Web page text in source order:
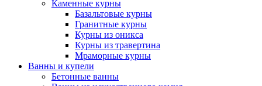
Каменные курны
Базальтовые курны
Гранитные курны
Курны из оникса
Курны из травертина
Мраморные курны
Ванны и купели
Бетонные ванны